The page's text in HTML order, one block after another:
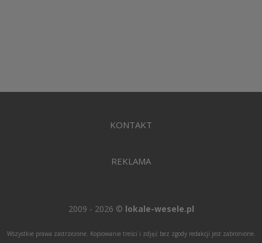
KONTAKT
REKLAMA
2009 - 2026 © lokale-wesele.pl
Wszystkie prawa zastrzeżone. Kopiowanie treści i zdjęć bez zgody redakcji jest zabronione.